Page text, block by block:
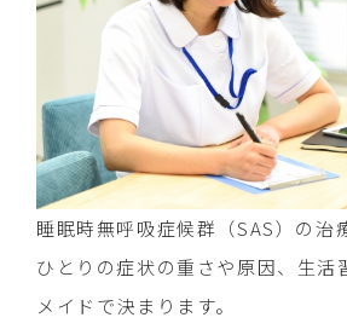
睡眠時無呼吸症候群（SAS）の治
ひとりの症状の重さや原因、生活
メイドで決まります。